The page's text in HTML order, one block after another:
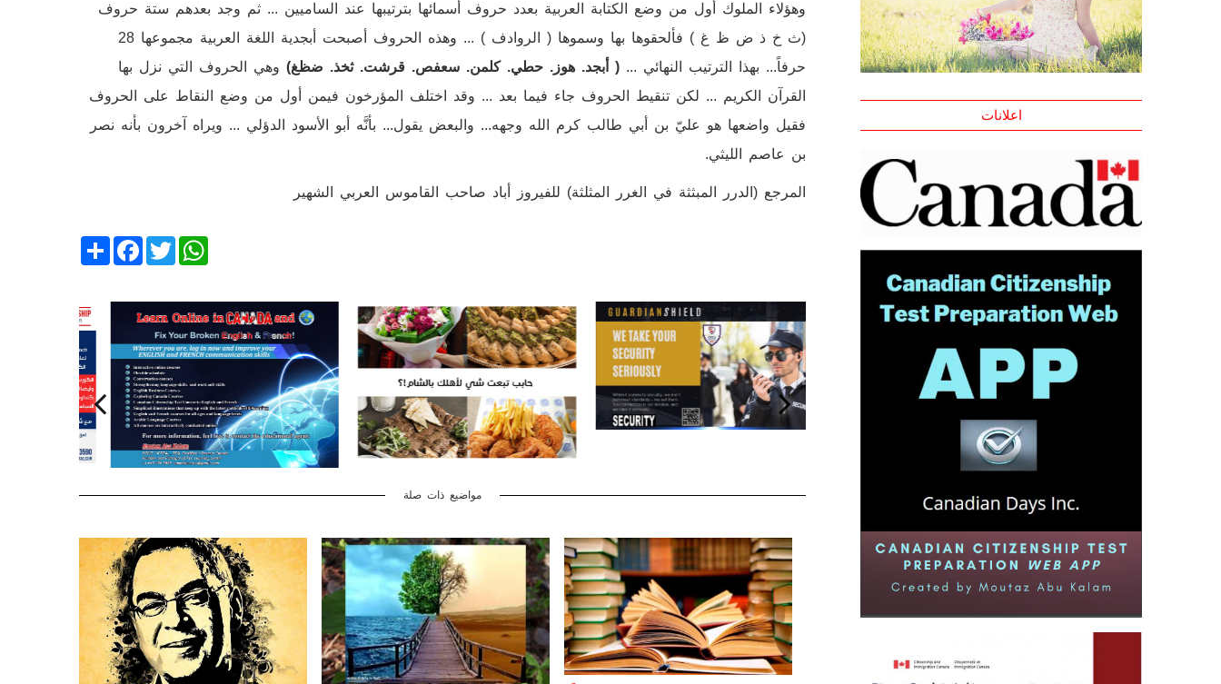
وهؤلاء الملوك أول من وضع الكتابة العربية بعدد حروف أسمائها بترتيبها عند الساميين ... ثم وجد بعدهم ستة حروف
(ث خ ذ ض ظ غ ) فألحقوها بها وسموها ( الروادف ) ... وهذه الحروف أصبحت أبجدية اللغة العربية مجموعها 28
حرفاً... بهذا الترتيب النهائي ... ( أبجد. هوز. حطي. كلمن. سعفص. قرشت. ثخذ. ضظغ) وهي الحروف التي نزل بها
القرآن الكريم ... لكن تنقيط الحروف جاء فيما بعد ... وقد اختلف المؤرخون فيمن أول من وضع النقاط على الحروف
فقيل واضعها هو عليّ بن أبي طالب كرم الله وجهه... والبعض يقول... بأنَّه أبو الأسود الدؤلي ... ويراه آخرون بأنه نصر
بن عاصم الليثي.
المرجع (الدرر المبثثة في الغرر المثلثة) للفيروز أباد صاحب القاموس العربي الشهير
Share
FacebookTwitter
WhatsApp
مواضيع ذات صلة
اعلانات